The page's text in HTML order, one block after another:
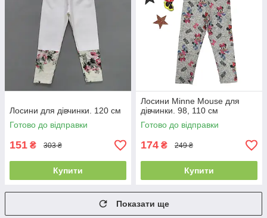
Лосини для дівчинки. 120 см
Готово до відправки
151 ₴ 303 ₴
Купити
Лосини Minne Mouse для
дівчинки. 98, 110 см
Готово до відправки
174 ₴ 249 ₴
Купити
Показати ще